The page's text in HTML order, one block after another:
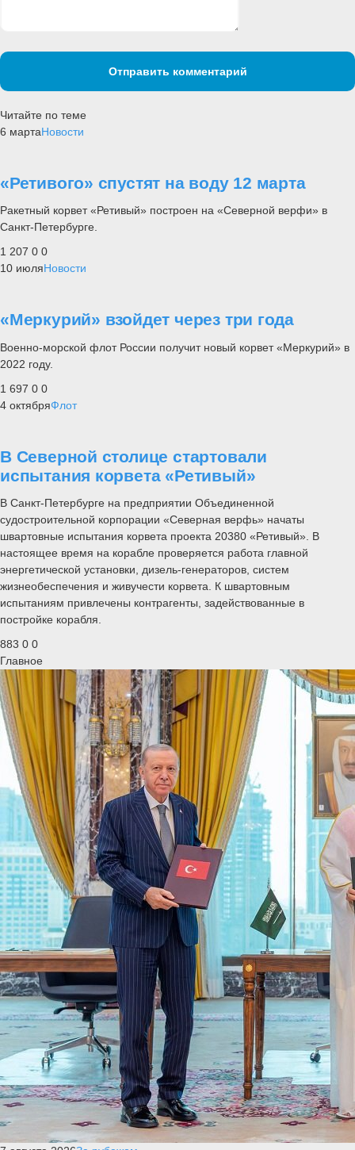
Отправить комментарий
Читайте по теме
6 мартаНовости
«Ретивого» спустят на воду 12 марта
Ракетный корвет «Ретивый» построен на «Северной верфи» в
Санкт-Петербурге.
1 207 0 0
10 июляНовости
«Меркурий» взойдет через три года
Военно-морской флот России получит новый корвет «Меркурий» в
2022 году.
1 697 0 0
4 октябряФлот
В Северной столице стартовали
испытания корвета «Ретивый»
В Санкт-Петербурге на предприятии Объединенной
судостроительной корпорации «Северная верфь» начаты
швартовные испытания корвета проекта 20380 «Ретивый». В
настоящее время на корабле проверяется работа главной
энергетической установки, дизель-генераторов, систем
жизнеобеспечения и живучести корвета. К швартовным
испытаниям привлечены контрагенты, задействованные в
постройке корабля.
883 0 0
Главное